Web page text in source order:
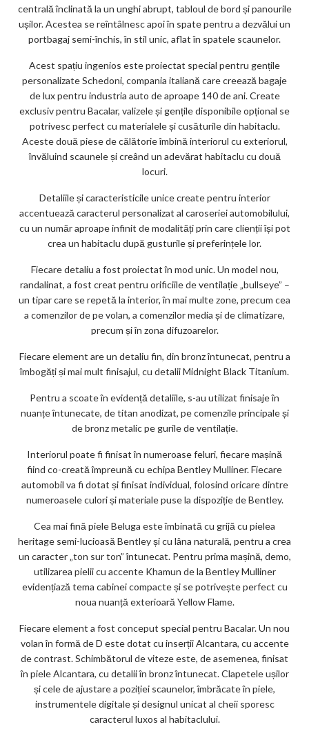
centrală înclinată la un unghi abrupt, tabloul de bord și panourile
ușilor. Acestea se reîntâlnesc apoi în spate pentru a dezvălui un
portbagaj semi-închis, în stil unic, aflat în spatele scaunelor.
Acest spațiu ingenios este proiectat special pentru gențile
personalizate Schedoni, compania italiană care creează bagaje
de lux pentru industria auto de aproape 140 de ani. Create
exclusiv pentru Bacalar, valizele și gențile disponibile opțional se
potrivesc perfect cu materialele și cusăturile din habitaclu.
Aceste două piese de călătorie îmbină interiorul cu exteriorul,
învăluind scaunele și creând un adevărat habitaclu cu două
locuri.
Detaliile și caracteristicile unice create pentru interior
accentuează caracterul personalizat al caroseriei automobilului,
cu un număr aproape infinit de modalități prin care clienții își pot
crea un habitaclu după gusturile și preferințele lor.
Fiecare detaliu a fost proiectat în mod unic. Un model nou,
randalinat, a fost creat pentru orificiile de ventilație „bullseye” –
un tipar care se repetă la interior, în mai multe zone, precum cea
a comenzilor de pe volan, a comenzilor media și de climatizare,
precum și în zona difuzoarelor.
Fiecare element are un detaliu fin, din bronz întunecat, pentru a
îmbogăți și mai mult finisajul, cu detalii Midnight Black Titanium.
Pentru a scoate în evidență detaliile, s-au utilizat finisaje în
nuanțe întunecate, de titan anodizat, pe comenzile principale și
de bronz metalic pe gurile de ventilație.
Interiorul poate fi finisat în numeroase feluri, fiecare mașină
fiind co-creată împreună cu echipa Bentley Mulliner. Fiecare
automobil va fi dotat și finisat individual, folosind oricare dintre
numeroasele culori și materiale puse la dispoziție de Bentley.
Cea mai fină piele Beluga este îmbinată cu grijă cu pielea
heritage semi-lucioasă Bentley și cu lâna naturală, pentru a crea
un caracter „ton sur ton” întunecat. Pentru prima mașină, demo,
utilizarea pielii cu accente Khamun de la Bentley Mulliner
evidențiază tema cabinei compacte și se potrivește perfect cu
noua nuanță exterioară Yellow Flame.
Fiecare element a fost conceput special pentru Bacalar. Un nou
volan în formă de D este dotat cu inserții Alcantara, cu accente
de contrast. Schimbătorul de viteze este, de asemenea, finisat
în piele Alcantara, cu detalii în bronz întunecat. Clapetele ușilor
și cele de ajustare a poziției scaunelor, îmbrăcate în piele,
instrumentele digitale și designul unicat al cheii sporesc
caracterul luxos al habitaclului.